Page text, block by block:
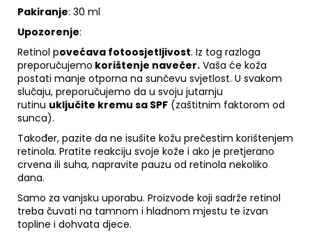
Pakiranje: 30 ml
Upozorenje:
Retinol povećava fotoosjetljivost. Iz tog razloga
preporučujemo korištenje navečer. Vaša će koža
postati manje otporna na sunčevu svjetlost. U svakom
slučaju, preporučujemo da u svoju jutarnju
rutinu uključite kremu sa SPF (zaštitnim faktorom od
sunca).
Također, pazite da ne isušite kožu prečestim korištenjem
retinola. Pratite reakciju svoje kože i ako je pretjerano
crvena ili suha, napravite pauzu od retinola nekoliko
dana.
Samo za vanjsku uporabu. Proizvode koji sadrže retinol
treba čuvati na tamnom i hladnom mjestu te izvan
topline i dohvata djece.